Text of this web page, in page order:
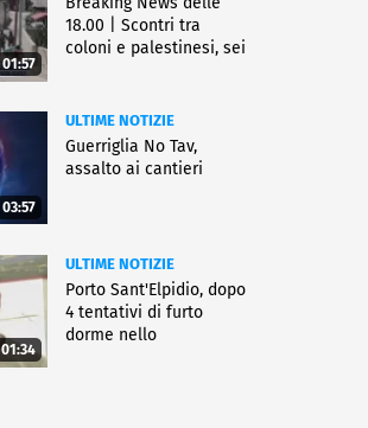
01:57
18.00 | Scontri tra
coloni e palestinesi, sei
03:57
ULTIME NOTIZIE
Guerriglia No Tav,
assalto ai cantieri
01:34
ULTIME NOTIZIE
Porto Sant'Elpidio, dopo
4 tentativi di furto
dorme nello